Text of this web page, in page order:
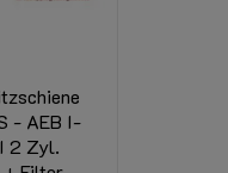
- AEB I-
2 Zyl.